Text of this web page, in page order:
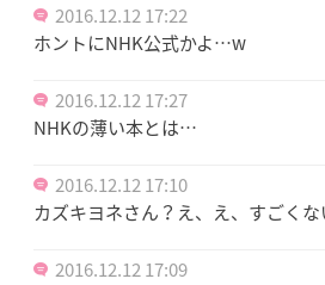
2016.12.12 17:22
ホントにNHK公式かよ…w
2016.12.12 17:27
NHKの薄い本とは…
2016.12.12 17:10
カズキヨネさん？え、え、すごくな
2016.12.12 17:09